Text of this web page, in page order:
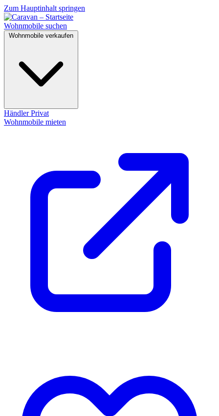
Zum Hauptinhalt springen
Wohnmobile suchen
Wohnmobile verkaufen
HändlerPrivat
Wohnmobile mieten